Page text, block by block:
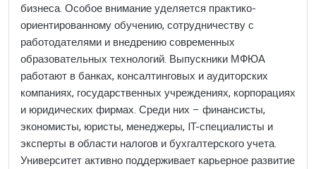
бизнеса. Особое внимание уделяется практико-
ориентированному обучению, сотрудничеству с
работодателями и внедрению современных
образовательных технологий. Выпускники МФЮА
работают в банках, консалтинговых и аудиторских
компаниях, государственных учреждениях, корпорациях
и юридических фирмах. Среди них – финансисты,
экономисты, юристы, менеджеры, IT-специалисты и
эксперты в области налогов и бухгалтерского учета.
Университет активно поддерживает карьерное развитие